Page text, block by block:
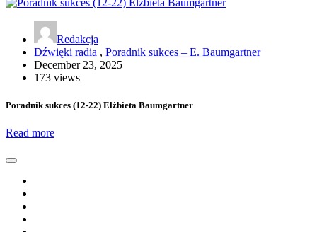
Redakcja
Dźwięki radia , Poradnik sukces – E. Baumgartner
December 23, 2025
173 views
Poradnik sukces (12-22) Elżbieta Baumgartner
Read more